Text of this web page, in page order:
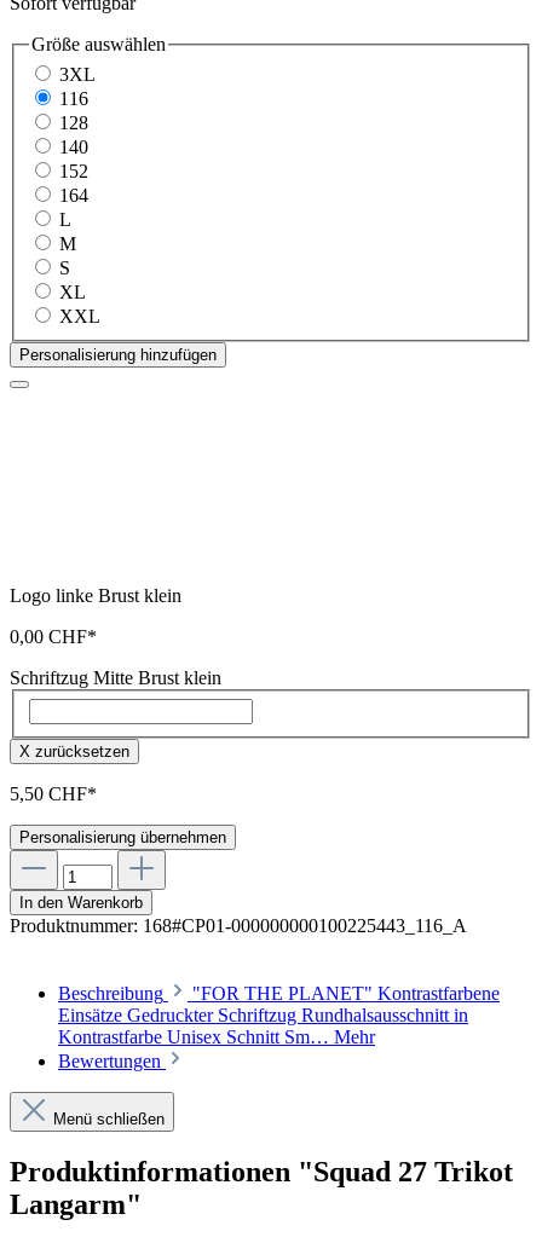
Größe auswählen
3XL
116
128
140
152
164
L
M
S
XL
XXL
Personalisierung hinzufügen
Logo linke Brust klein
0,00 CHF*
Schriftzug Mitte Brust klein
X zurücksetzen
5,50 CHF*
Personalisierung übernehmen
In den Warenkorb
Produktnummer: 168#CP01-000000000100225443_116_A
Beschreibung
"FOR THE PLANET" Kontrastfarbene
Einsätze Gedruckter Schriftzug Rundhalsausschnitt in
Kontrastfarbe Unisex Schnitt Sm… Mehr
Bewertungen
Menü schließen
Produktinformationen "Squad 27 Trikot
Langarm"